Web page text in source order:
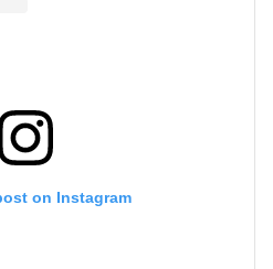
on Instagram